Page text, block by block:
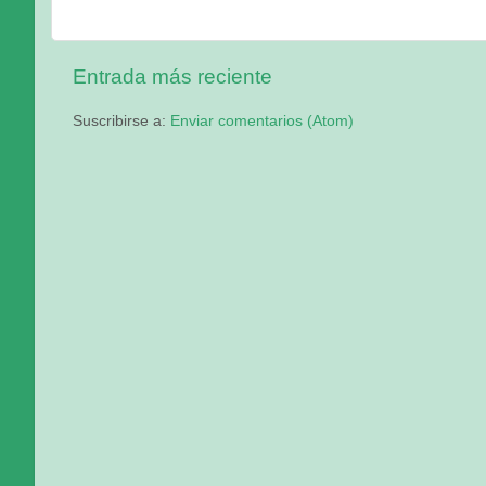
Entrada más reciente
Suscribirse a: Enviar comentarios (Atom)